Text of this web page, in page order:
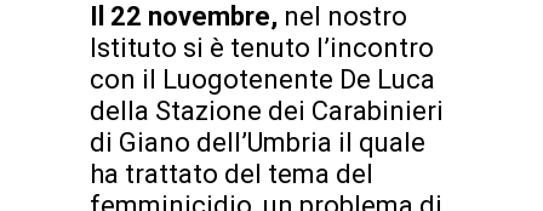
Il 22 novembre, nel nostro
Istituto si è tenuto l’incontro
con il Luogotenente De Luca
della Stazione dei Carabinieri
di Giano dell’Umbria il quale
ha trattato del tema del